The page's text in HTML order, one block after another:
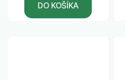
DO KOŠÍKA